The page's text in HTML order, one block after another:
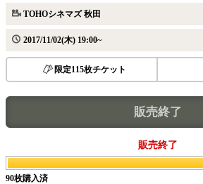
TOHOシネマズ 秋田
2017/11/02(木) 19:00~
限定115枚チケット
販売終了
販売終了
90枚購入済